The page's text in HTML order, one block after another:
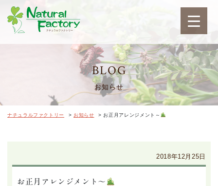
ナチュラルファクトリ
BLOG
お知らせ
ナチュラルファクトリー > お知らせ > お正月アレンジメント～
2018年12月25日
お正月アレンジメント～